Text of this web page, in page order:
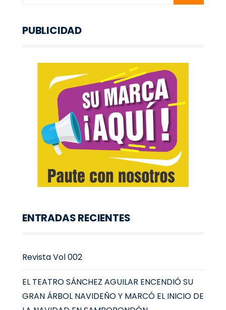
PUBLICIDAD
ENTRADAS RECIENTES
Revista Vol 002
EL TEATRO SÁNCHEZ AGUILAR ENCENDIÓ SU
GRAN ÁRBOL NAVIDEÑO Y MARCÓ EL INICIO DE